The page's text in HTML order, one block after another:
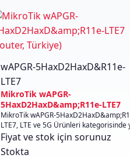
wAPGR-5HaxD2HaxD&R11e-
LTE7
MikroTik wAPGR-
5HaxD2HaxD&amp;R11e-LTE7
MikroTik wAPGR-
LTE7, LTE ve 5G Ürünleri kategorisinde
alan profesyonel MikroTik Router
Fiyat ve stok için sorunuz
Stokta